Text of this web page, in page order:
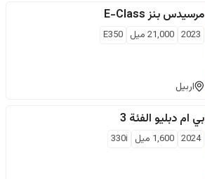
مرسيدس بنز E-Class
2023
21,000 ميل E350
اربيل
بي ام دبليو الفئة 3
2024
1,600 ميل 330i